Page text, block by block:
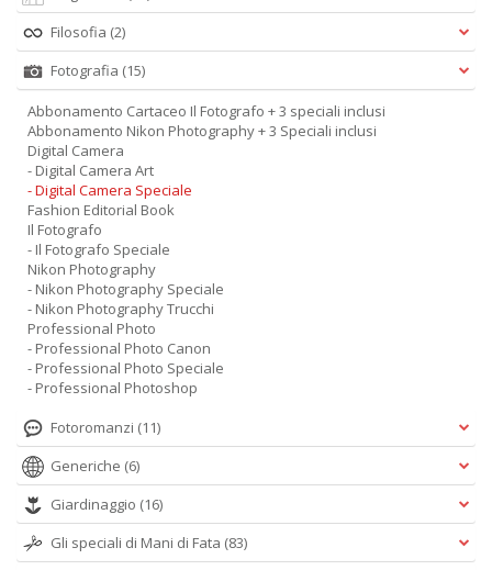
Filosofia (2)
Fotografia (15)
Abbonamento Cartaceo Il Fotografo + 3 speciali inclusi
Abbonamento Nikon Photography + 3 Speciali inclusi
Digital Camera
- Digital Camera Art
- Digital Camera Speciale
Fashion Editorial Book
Il Fotografo
- Il Fotografo Speciale
Nikon Photography
- Nikon Photography Speciale
- Nikon Photography Trucchi
Professional Photo
- Professional Photo Canon
- Professional Photo Speciale
- Professional Photoshop
Fotoromanzi (11)
Generiche (6)
Giardinaggio (16)
Gli speciali di Mani di Fata (83)